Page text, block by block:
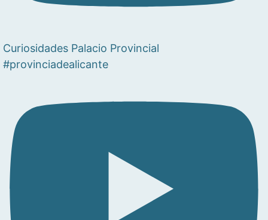
Curiosidades Palacio Provincial
#provinciadealicante